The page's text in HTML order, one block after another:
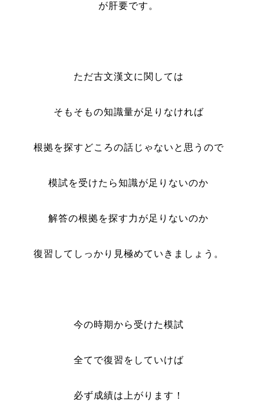
が肝要です。
ただ古文漢文に関しては
そもそもの知識量が足りなければ
根拠を探すどころの話じゃないと思うので
模試を受けたら知識が足りないのか
解答の根拠を探す力が足りないのか
復習してしっかり見極めていきましょう。
今の時期から受けた模試
全てで復習をしていけば
必ず成績は上がります！